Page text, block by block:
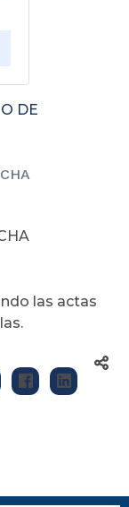
DE
las actas